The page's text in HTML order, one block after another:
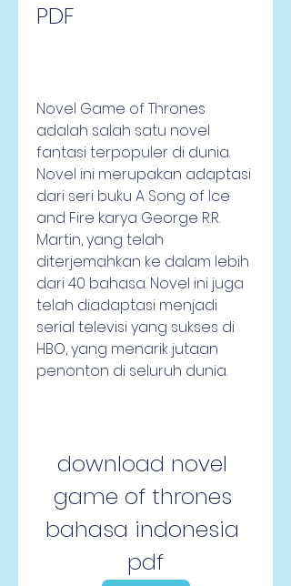
PDF
Novel Game of Thrones
adalah salah satu novel
fantasi terpopuler di dunia.
Novel ini merupakan adaptasi
dari seri buku A Song of Ice
and Fire karya George R.R.
Martin, yang telah
diterjemahkan ke dalam lebih
dari 40 bahasa. Novel ini juga
telah diadaptasi menjadi
serial televisi yang sukses di
HBO, yang menarik jutaan
penonton di seluruh dunia.
download novel
game of thrones
bahasa indonesia
pdf